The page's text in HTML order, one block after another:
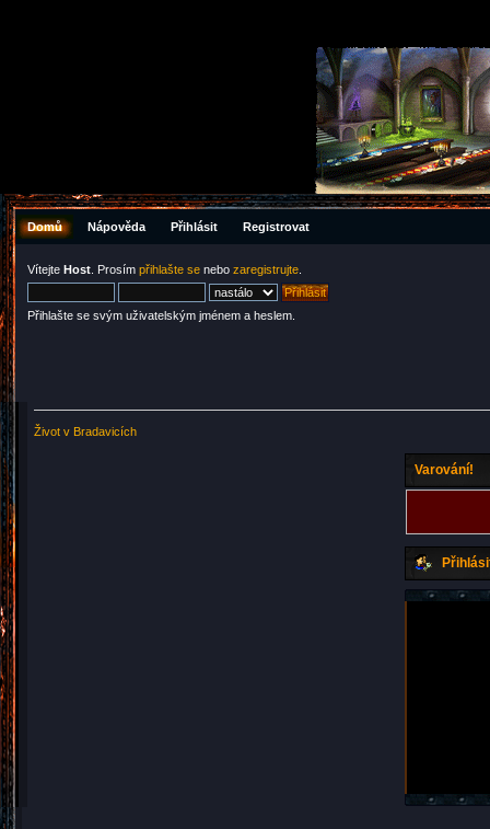
Domů Nápověda Přihlásit Registrovat
Vítejte Host . Prosím přihlašte se nebo zaregistrujte
Přihlašte se svým uživatelským jménem a heslem.
Život v Bradavicích
Varování!